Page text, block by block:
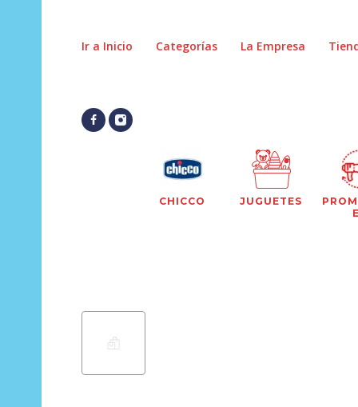
Ir a Inicio Categorías La Empresa
CHICCO JUGUETES